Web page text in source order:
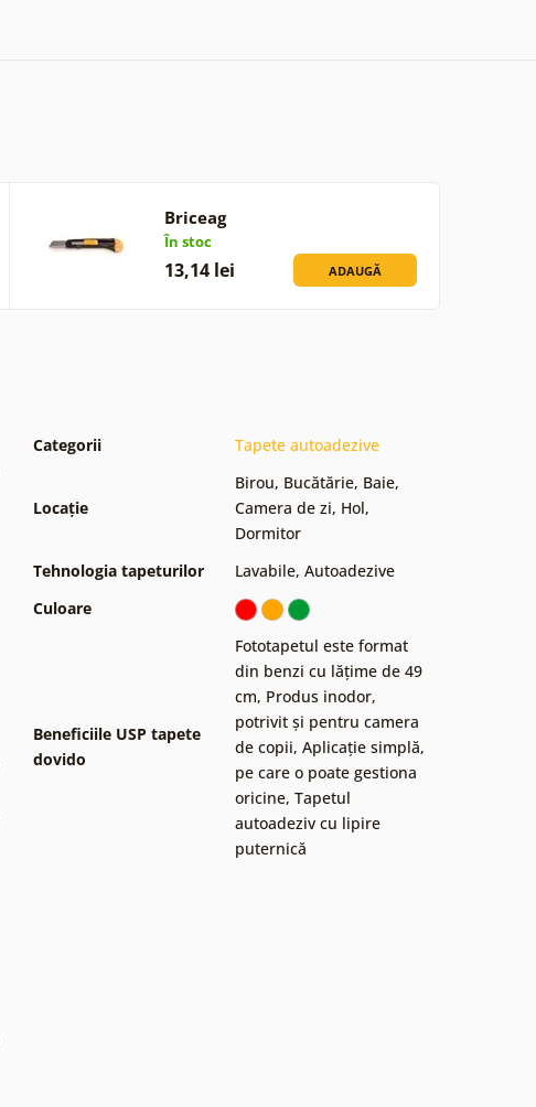
Briceag
În stoc
13,14 lei ADAUGĂ
Categorii Tapete autoadezive
Locație
Birou, Bucătărie, Baie,
Camera de zi, Hol,
Dormitor
Tehnologia tapeturilor
Lavabile, Autoadezive
Culoare
Beneficiile USP tapete
dovido
Fototapetul este format
din benzi cu lățime de 49
cm, Produs inodor,
potrivit și pentru camera
de copii, Aplicație simplă,
pe care o poate gestiona
oricine, Tapetul
autoadeziv cu lipire
puternică